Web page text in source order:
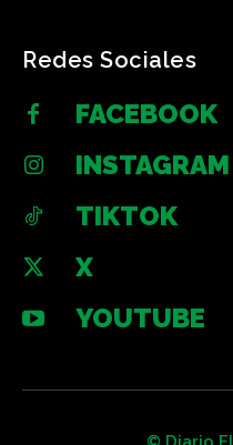
Redes Sociales
FACEBOOK
INSTAGRAM
TIKTOK
X
YOUTUBE